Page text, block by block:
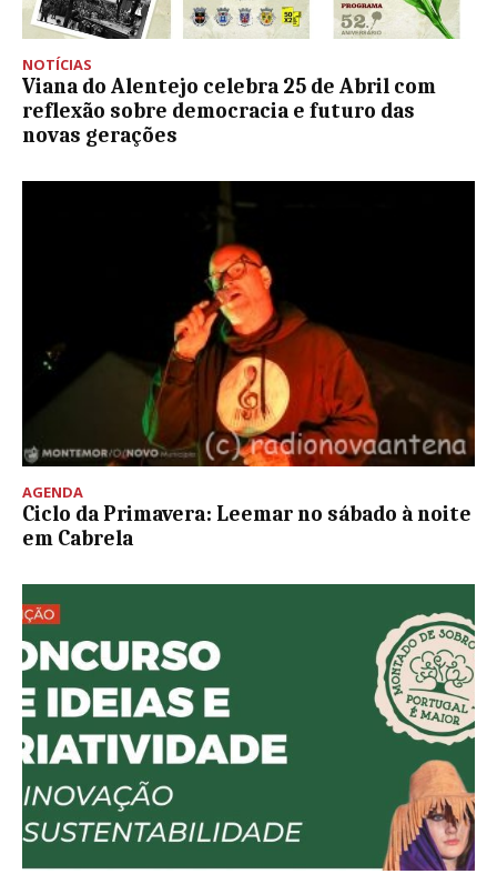
NOTÍCIAS
Viana do Alentejo celebra 25 de Abril com
reflexão sobre democracia e futuro das
novas gerações
AGENDA
Ciclo da Primavera: Leemar no sábado à noite
em Cabrela